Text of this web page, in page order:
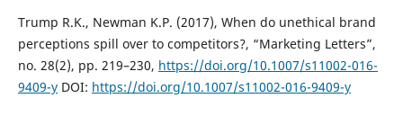
Trump R.K., Newman K.P. (2017), When do unethical brand
perceptions spill over to competitors?, “Marketing Letters”,
no. 28(2), pp. 219–230, https://doi.org/10.1007/s11002-016-
9409-yDOI: https://doi.org/10.1007/s11002-016-9409-y